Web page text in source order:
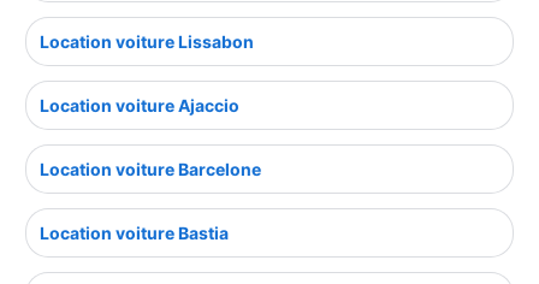
Location voiture Lissabon
Location voiture Ajaccio
Location voiture Barcelone
Location voiture Bastia